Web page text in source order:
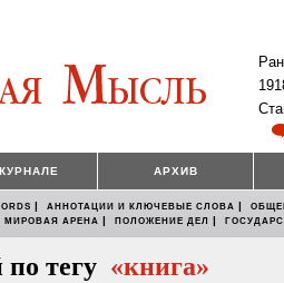
АРХИВ
| АННОТАЦИИ И КЛЮЧЕВЫЕ СЛОВА |
МИРОВАЯ АРЕНА | ПОЛОЖЕНИЕ ДЕЛ |
по тегу «книга»